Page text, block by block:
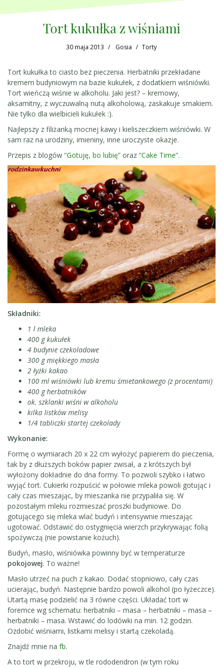
Tort kukułka z wiśniami
30 maja 2013 Gosia Torty
Tort kukułka to ciasto bez pieczenia. Herbatniki przekładane
kremem budyniowym na bazie kukułek, z dodatkiem wiśniówki.
Tort wieńczą wiśnie w alkoholu. Jaki jest? – kremowy,
aksamitny, z wyczuwalną nutą alkoholową, zaskakuje smakiem.
Nie tylko dla wielbicieli kukułek :).
Najlepszy z filiżanką mocnej kawy i kieliszeczkiem wiśniówki. W
sam raz na urodziny, imieniny, inne uroczyste okazje.
Przepis z blogów “Gotuję, bo lubię” oraz “Cake Time”.
Składniki:
1 l mleka
400 g kukułek
4 budynie czekoladowe
300 g miękkiego masła
2 łyżki kakao
100 ml wiśniówki lub kremu śmietankowego (z procentami)
400 g herbatników
ok. szklanki wiśni w alkoholu
kilka listków melisy
1/4 tabliczki startej czekolady
Wykonanie:
Formę o wymiarach 20 x 22 cm wyłożyć papierem do pieczenia,
tak by z dłuższych boków papier zwisał, a z krótszych był
wyłożony dokładnie do dna formy. To pozwoli szybko i łatwo
wyjąć tort. Cukierki rozpuścić w połowie mleka powoli gotując i
cały czas mieszając, by mieszanka nie przypaliła się. W
pozostałym mleku rozmieszać proszki budyniowe. Do
gotującego się mleka wlać budyń i intensywnie mieszając
ugotować. Odstawić do ostygnięcia wierzch przykrywając folią
spożywczą (nie powstanie kożuch).
Budyń, masło, wiśniówka powinny być w temperaturze
pokojowej. To ważne!
Masło utrzeć na puch z kakao. Dodać stopniowo, cały czas
ucierając, budyń. Następnie bardzo powoli alkohol (po łyżeczce).
Utartą masę podzielić na 3 równe części. Układać tort w
foremce wg schematu: herbatniki – masa – herbatniki – masa –
herbatniki – masa. Wstawić do lodówki na min. 12 godzin.
Ozdobić wiśniami, listkami melisy i startą czekoladą.
Znajdź mnie na fb.
A to tort w przekroju, w tle rododendron (w tym roku